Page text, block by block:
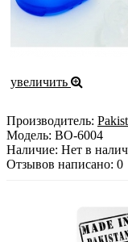
увеличить
Производитель:
Модель: BO-6004
Наличие: Нет в
Отзывов написано: 0